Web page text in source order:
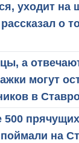
уходит
о
а
могут
в
на